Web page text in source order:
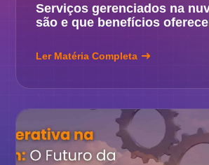
Serviços gerenciados na
são e que benefícios
Ler Matéria Completa